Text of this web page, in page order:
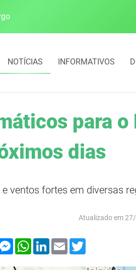
Cobrança do
NOTÍCIAS INFORMATIVOS
para o
dias
ventos fortes em diversas
Atualizado em
Messenger
WhatsApp
LinkedIn
Email